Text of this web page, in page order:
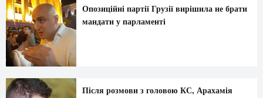
Опозиційні партії Грузії вирішила не брати
мандати у парламенті
Після розмови з головою КС, Арахамія